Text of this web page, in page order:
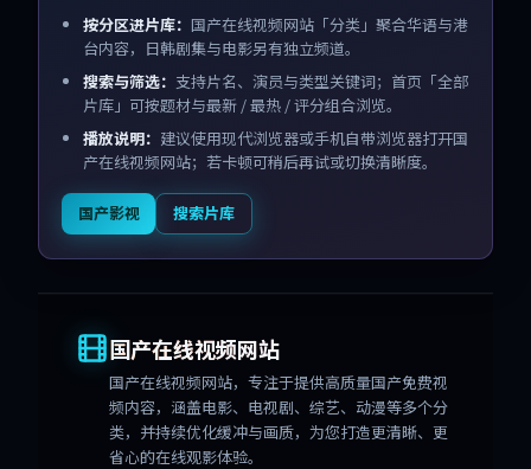
按分区进片库： 国产在线视频网站「分类」聚合华语与港
台内容，日韩剧集与电影另有独立频道。
搜索与筛选： 支持片名、演员与类型关键词；首页「全部
片库」可按题材与最新 / 最热 / 评分组合浏览。
播放说明： 建议使用现代浏览器或手机自带浏览器打开国
产在线视频网站；若卡顿可稍后再试或切换清晰度。
国产影视 搜索片库
国产在线视频网站
国产在线视频网站，专注于提供高质量国产免费视
频内容，涵盖电影、电视剧、综艺、动漫等多个分
类，并持续优化缓冲与画质，为您打造更清晰、更
省心的在线观影体验。